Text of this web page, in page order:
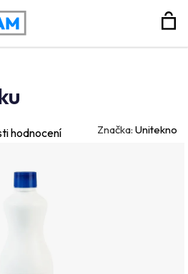
Hledat
hodnocení Značka: Unitekno